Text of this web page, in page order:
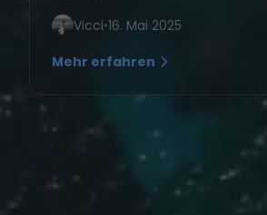
Vicci•16. Mai 2025
Mehr erfahren